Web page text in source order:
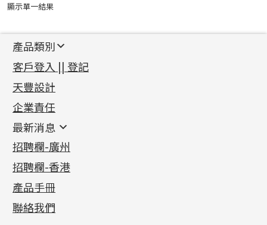
顯示單一結果
產品類別
新產品
足金系列
足金配件
機織鏈系列
珠仔鏈
镶口链
管狀網鏈
十字車花鏈系列
十字閃O鏈系列
十字錘打鏈系列
側身車花鏈系列
側身鏈系列
首飾配件
耳環類配件
卷迫系列
螺絲迫系列
梅花迫系列
平臺迫系列
綫拍系列
美拍系列
鏈類配件
動感車花吊墜
調節珠系列
生圈扣系列
龍蝦扣系列
鴨俐制系列
其他類配件
珠盤系列
袖口鈕系列
焊片及鐳射綫
空心車花管
珠類配件
無孔光身珠
空心光身珠
無孔批花珠
鑲口類
四爪頭系列
六爪頭系列
車花片
動感車花片
鑲口戒指
鑲口手鏈系列
首飾系列
手镯系列
戒指系列
空心耳環
空心车花管首饰链
空心手鐲系列
貴金屬原料
千足金
記憶金屬系列
記憶戒指
拉簧珠珠手鏈
記憶鈦手鐲
客戶登入 || 登記
天豐設計
企業責任
最新消息
最新消息
各項證書(2)
相片集(9)
展覽會資訊
最新產品資訊
招聘欄-廣州
招聘欄-香港
產品手冊
聯絡我們